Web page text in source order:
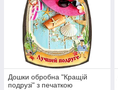
Дошки обробна "Кращій
подрузі" з печаткою